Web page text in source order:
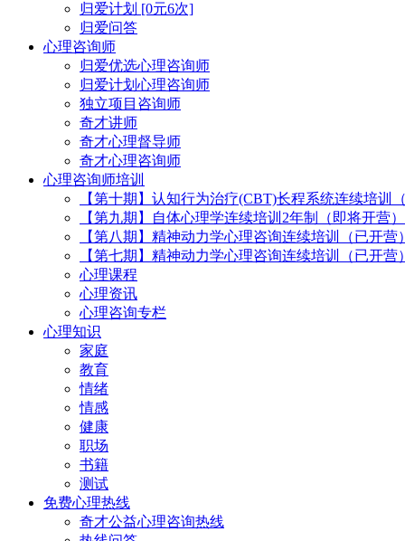
归爱计划 [0元6次]
归爱问答
心理咨询师
归爱优选心理咨询师
归爱计划心理咨询师
独立项目咨询师
奇才讲师
奇才心理督导师
奇才心理咨询师
心理咨询师培训
【第十期】认知行为治疗(CBT)长程系统连续培训
【第九期】自体心理学连续培训2年制（即将开营）
【第八期】精神动力学心理咨询连续培训（已开营）
【第七期】精神动力学心理咨询连续培训（已开营）
心理课程
心理资讯
心理咨询专栏
心理知识
家庭
教育
情绪
情感
健康
职场
书籍
测试
免费心理热线
奇才公益心理咨询热线